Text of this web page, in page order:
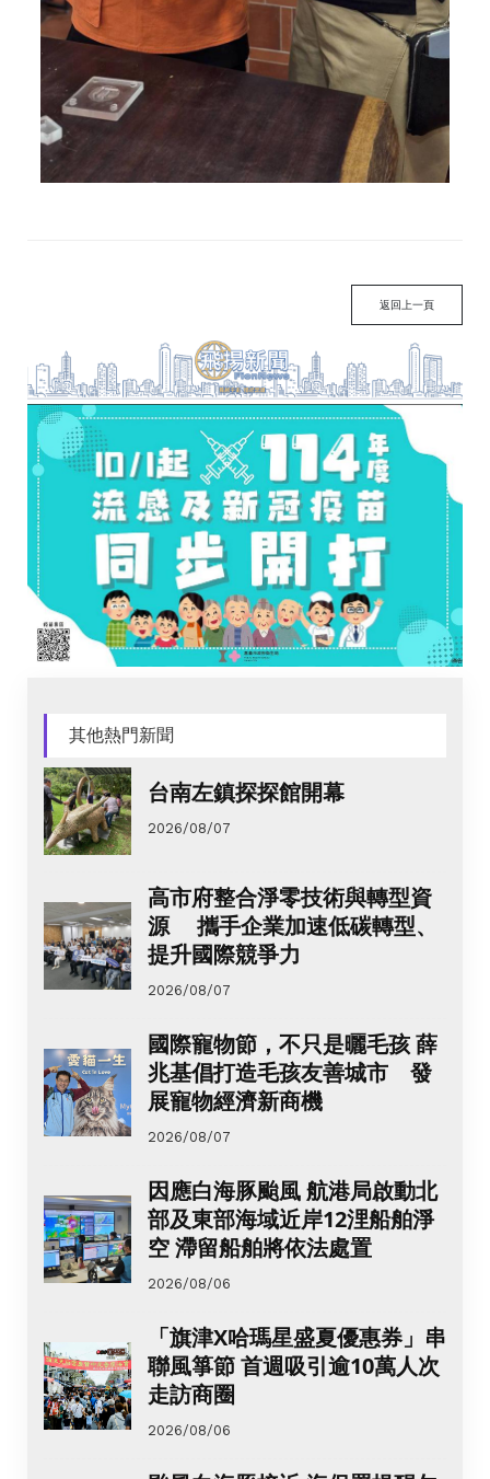
返回上一頁
其他熱門新聞
台南左鎮探探館開幕
2026/08/07
高市府整合淨零技術與轉型資
源 攜手企業加速低碳轉型、
提升國際競爭力
2026/08/07
國際寵物節，不只是曬毛孩 薛
兆基倡打造毛孩友善城市 發
展寵物經濟新商機
2026/08/07
因應白海豚颱風 航港局啟動北
部及東部海域近岸12浬船舶淨
空 滯留船舶將依法處置
2026/08/06
「旗津X哈瑪星盛夏優惠券」串
聯風箏節 首週吸引逾10萬人次
走訪商圈
2026/08/06